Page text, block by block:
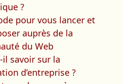
?
pour vous lancer et
auprès de la
du Web
il savoir sur la
d’entreprise ?